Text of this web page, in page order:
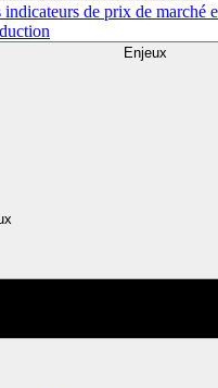
indicateurs de prix de marché
Enjeux